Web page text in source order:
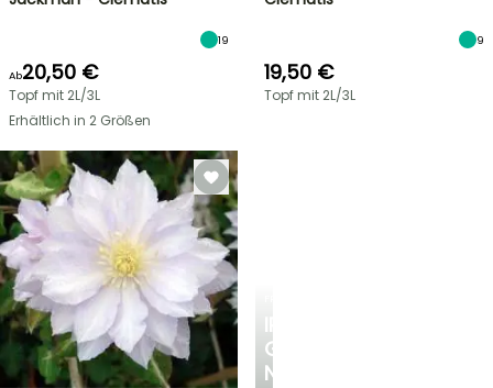
IRIS
GERMANICA
NEUHEITEN
19
Ab20,50 €
Topf mit 2L/3L
Erhältlich in 2 Größen
9
19,50 €
Topf mit 2L/3L